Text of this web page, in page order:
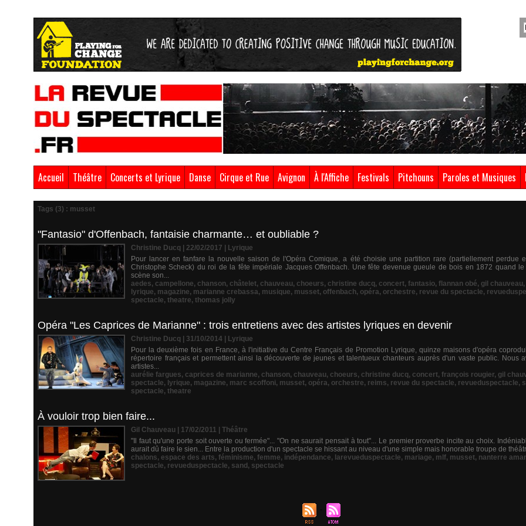
Accueil Théâtre Concerts et Lyrique Danse Cirque et Rue Avignon À l'Affiche Festivals Pitchouns Paroles et Musiques
Tags (3) : musset
"Fantasio" d'Offenbach, fantaisie charmante… et oubliable ?
Christine Ducq | 22/02/2017
Lyrique
Pour lancer en fanfare la nouvelle saison de l'Opéra Comique, a été choisie une partition rare (partiellement perdue
Christophe Scheck) du roi de la fête impériale Jacques Offenbach. Une fête devenue gueule de bois en 1872 quand
scène son...
aedes, campellone, chanson, châtelet, chauveau, choeurs, christine ducq, concert, fantasio, flannan obé, gil chauveau,
lyrique, magazine, marianne crebassa, musique, musset, offenbach, opéra, orchestre, revue du spectacle,
spectacle, theatre, thomas jolly
Opéra "Les Caprices de Marianne" : trois entretiens avec des artistes lyriques en devenir
Christine Ducq | 31/10/2014
Lyrique
Pour la deuxième fois en France, à l'initiative du Centre Français de Promotion Lyrique, quinze maisons d'opéra
répertoire français et permettent ainsi la découverte de jeunes et talentueux chanteurs auprès d'un vaste public. Nous
artistes...
aurélie fargues, caprices de marianne, chanson, chauveau, choeurs, christine ducq, concert, françois rougier, gil
spectacle, lyrique, magazine, marc scoffoni, musset, opéra, orchestre, reims, revue du spectacle, revueduspectacle,
spectacle, theatre
À vouloir trop bien faire...
Gil Chauveau | 17/02/2011
Théâtre
"Il faut qu'une porte soit ouverte ou fermée"... "On ne saurait pensait à tout"... Le premier proverbe incite au choix.
aurait dû faire le sien... Entre la production d'un spectacle se hissant au niveau d'une simple mais honorable troupe de
chalons, espace des arts, féminisme, femme, indépendance, larevueduspectacle, mariage, mlf, musset, nanterre
spectacle, revueduspectacle, sand , spectacle